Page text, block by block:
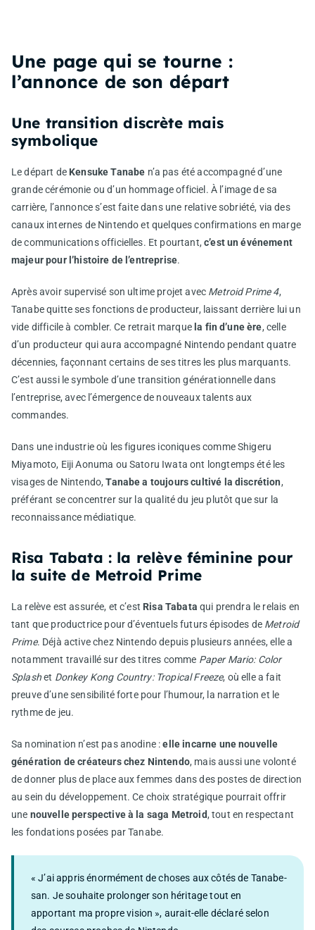
Une page qui se tourne :
l’annonce de son départ
Une transition discrète mais
symbolique
Le départ de Kensuke Tanabe n’a pas été accompagné d’une
grande cérémonie ou d’un hommage officiel. À l’image de sa
carrière, l’annonce s’est faite dans une relative sobriété, via des
canaux internes de Nintendo et quelques confirmations en marge
de communications officielles. Et pourtant,c’est un événement
majeur pour l’histoire de l’entreprise.
Après avoir supervisé son ultime projet avec Metroid Prime 4,
Tanabe quitte ses fonctions de producteur, laissant derrière lui un
vide difficile à combler. Ce retrait marque la fin d’une ère, celle
d’un producteur qui aura accompagné Nintendo pendant quatre
décennies, façonnant certains de ses titres les plus marquants.
C’est aussi le symbole d’une transition générationnelle dans
l’entreprise, avec l’émergence de nouveaux talents aux
commandes.
Dans une industrie où les figures iconiques comme Shigeru
Miyamoto, Eiji Aonuma ou Satoru Iwata ont longtemps été les
visages de Nintendo,Tanabe a toujours cultivé la discrétion,
préférant se concentrer sur la qualité du jeu plutôt que sur la
reconnaissance médiatique.
Risa Tabata : la relève féminine pour
la suite de Metroid Prime
La relève est assurée, et c’est Risa Tabata qui prendra le relais en
tant que productrice pour d’éventuels futurs épisodes de Metroid
Prime. Déjà active chez Nintendo depuis plusieurs années, elle a
notamment travaillé sur des titres comme Paper Mario: Color
Splashet Donkey Kong Country: Tropical Freeze, où elle a fait
preuve d’une sensibilité forte pour l’humour, la narration et le
rythme de jeu.
Sa nomination n’est pas anodine :elle incarne une nouvelle
génération de créateurs chez Nintendo, mais aussi une volonté
de donner plus de place aux femmes dans des postes de direction
au sein du développement. Ce choix stratégique pourrait offrir
une nouvelle perspective à la saga Metroid, tout en respectant
les fondations posées par Tanabe.
« J’ai appris énormément de choses aux côtés de Tanabe-
san. Je souhaite prolonger son héritage tout en
apportant ma propre vision », aurait-elle déclaré selon